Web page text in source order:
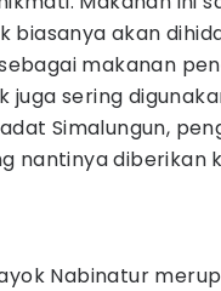
biasanya akan
makanan
juga sering
Simalungun,
nantinya diberikan
Nabinatur